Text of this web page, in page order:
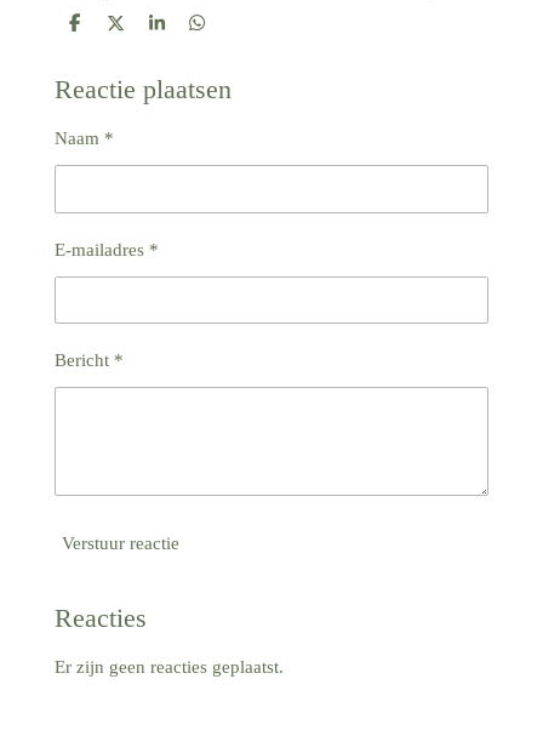
D
e
n
D
l
S
r
e
D
e
n
Reactie plaatsen
Naam *
E-mailadres *
Bericht *
Verstuur reactie
Reacties
Er zijn geen reacties geplaatst.